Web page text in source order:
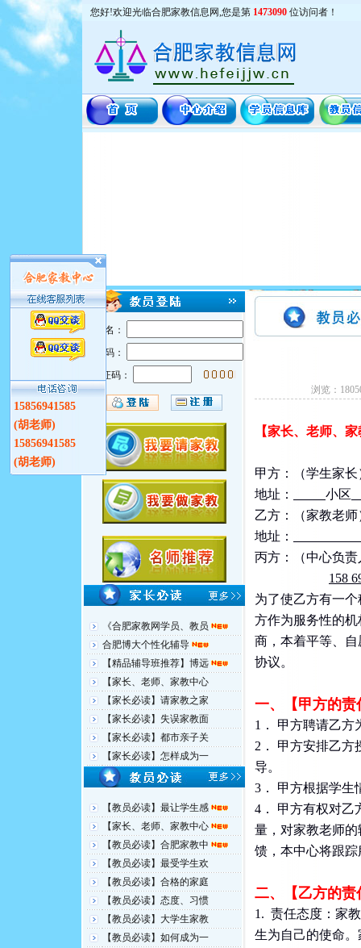
您好!欢迎光临合肥家教信息网,您是第 1473090 位访问者！
用户名：
密 码：
验证码：
《合肥家教网学员、教员
合肥博大个性化辅导
【精品辅导班推荐】博远
【家长、老师、家教中心
【家长必读】请家教之家
【家长必读】失误家教面
【家长必读】都市亲子关
【家长必读】怎样成为一
【教员必读】最让学生感
【家长、老师、家教中心
【教员必读】合肥家教中
【教员必读】最受学生欢
【教员必读】合格的家庭
【教员必读】态度、习惯
【教员必读】大学生家教
【教员必读】如何成为一
浏览：
【家长、老师、
甲方：（学生家
地址：
小区
乙方：（家教老
地址：
丙方：（中心负
158
为了使乙方有一
方作为服务性的
商，本着平等、
协议。
一、【甲方的
1． 甲方聘请乙
2． 甲方安排乙方
导。
3． 甲方根据学生
4． 甲方有权对乙
量，对家教老师
馈，本中心将跟
二、【乙方的
1. 责任态度：家
生为自己的使命
15856941585
(胡老师)
15856941585
(胡老师)